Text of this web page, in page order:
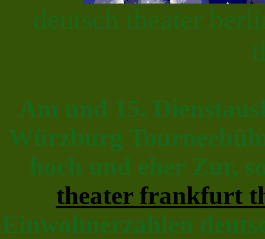
deutsch theater
Am und 15.
Würzburg
hoch und eher Zur,
theater frankfurt
Einwohnerzahlen